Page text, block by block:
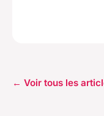
← Voir tous les